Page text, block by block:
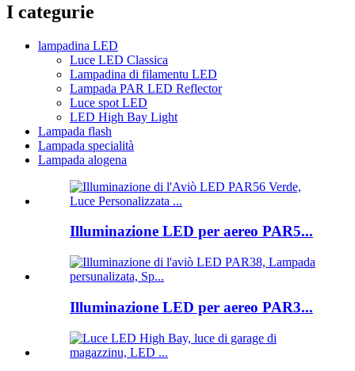
I categurie
lampadina LED
Luce LED Classica
Lampadina di filamentu LED
Lampada PAR LED Reflector
Luce spot LED
LED High Bay Light
Lampada flash
Lampada specialità
Lampada alogena
Illuminazione LED per aereo PAR5...
Illuminazione LED per aereo PAR3...